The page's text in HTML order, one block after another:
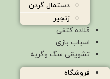
دستمال گردن
زنجیر
قلاده کتفی
اسباب بازی
تشویقی سگ وگربه
فروشگاه